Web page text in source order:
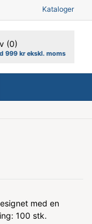
Kataloger
(0)
999 kr ekskl. moms
med en
100 stk.